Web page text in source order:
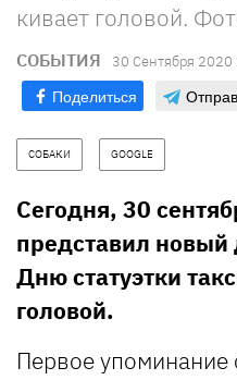
кивает головой.
СОБЫТИЯ 30 Сентября
Поделиться
СОБАКИ GOOGLE
Сегодня, 30
представил
Дню статуэтки
головой.
Первое упоминание